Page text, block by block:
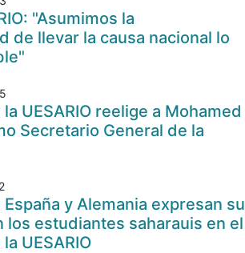
"Asumimos la
de llevar la causa nacional lo
UESARIO reelige a Mohamed
Secretario General de la
y Alemania expresan su
los estudiantes saharauis en el
UESARIO